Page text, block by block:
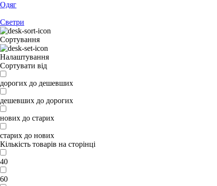
Одяг
Светри
Сортування
Налаштування
Сортувати від
дорогих до дешевших
дешевших до дорогих
нових до старих
старих до нових
Кількість товарів на сторінці
40
60